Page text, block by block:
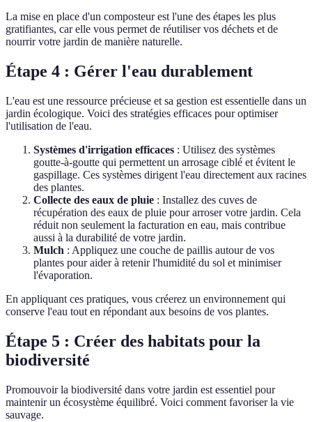
La mise en place d'un composteur est l'une des étapes les plus
gratifiantes, car elle vous permet de réutiliser vos déchets et de
nourrir votre jardin de manière naturelle.
Étape 4 : Gérer l'eau durablement
L'eau est une ressource précieuse et sa gestion est essentielle dans un
jardin écologique. Voici des stratégies efficaces pour optimiser
l'utilisation de l'eau.
Systèmes d'irrigation efficaces : Utilisez des systèmes
goutte-à-goutte qui permettent un arrosage ciblé et évitent le
gaspillage. Ces systèmes dirigent l'eau directement aux racines
des plantes.
Collecte des eaux de pluie : Installez des cuves de
récupération des eaux de pluie pour arroser votre jardin. Cela
réduit non seulement la facturation en eau, mais contribue
aussi à la durabilité de votre jardin.
Mulch : Appliquez une couche de paillis autour de vos
plantes pour aider à retenir l'humidité du sol et minimiser
l'évaporation.
En appliquant ces pratiques, vous créerez un environnement qui
conserve l'eau tout en répondant aux besoins de vos plantes.
Étape 5 : Créer des habitats pour la
biodiversité
Promouvoir la biodiversité dans votre jardin est essentiel pour
maintenir un écosystème équilibré. Voici comment favoriser la vie
sauvage.